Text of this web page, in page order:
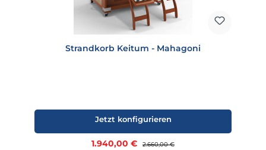
Strandkorb Keitum - Mahagoni
Verkaufspreis:
1.940,00 € Regulärer Preis:
2.660,00 €
Jetzt konfigurieren